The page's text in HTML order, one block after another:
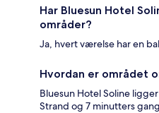
Har Bluesun Hotel
områder?
Ja, hvert værelse har en
Hvordan er området
Bluesun Hotel Soline
Strand og 7 minutters